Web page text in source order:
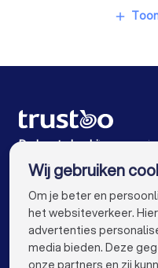
add
De beste bedrijven voor
Wij gebruiken
Om je beter en
het websiteverkeer.
advertenties
media bieden. Deze
onze partners en zij